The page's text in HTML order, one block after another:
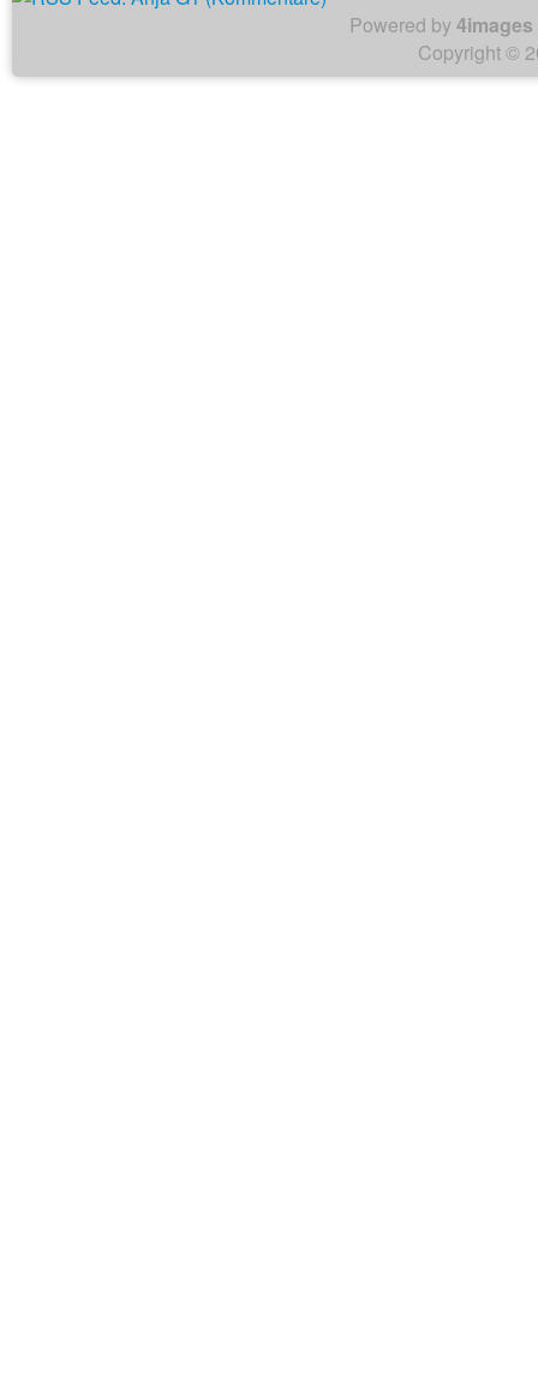
Powered by4images
Copyright ©